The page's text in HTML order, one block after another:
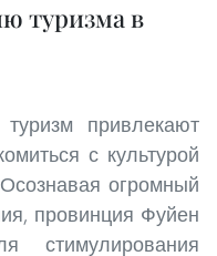
туризма в
привлекают
с культурой
огромный
провинция Фуйен
стимулирования